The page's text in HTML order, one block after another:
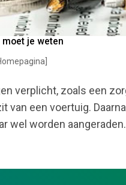
je weten
verplicht, zoals een
van een voertuig.
wel worden